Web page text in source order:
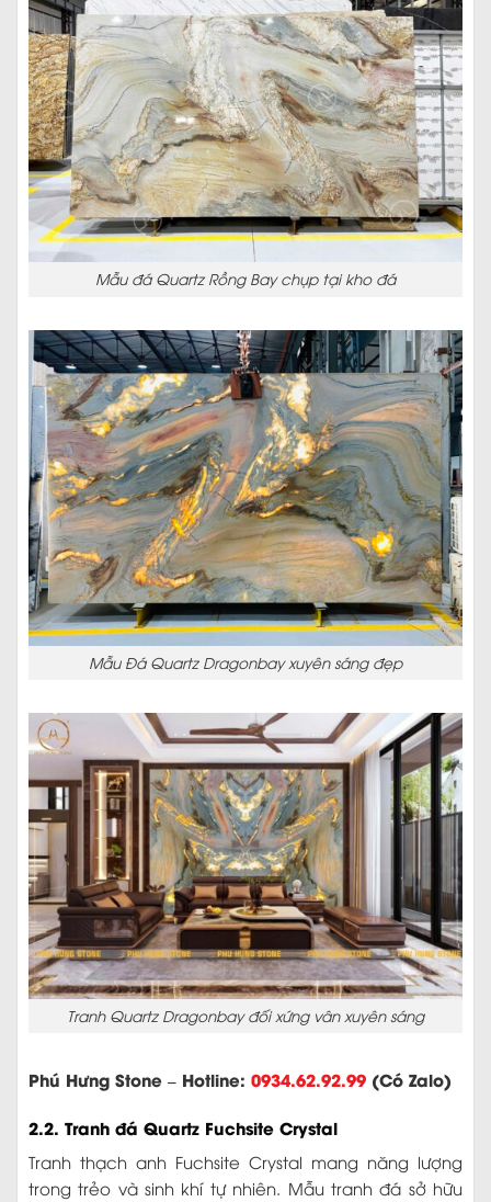
Mẫu đá Quartz Rồng Bay chụp tại kho đá
Mẫu Đá Quartz Dragonbay xuyên sáng đẹp
Tranh Quartz Dragonbay đối xứng vân xuyên sáng
Phú Hưng Stone – Hotline: 0934.62.92.99 (Có Zalo)
2.2. Tranh đá Quartz Fuchsite Crystal
Tranh thạch anh Fuchsite Crystal mang năng lượng
trong trẻo và sinh khí tự nhiên. Mẫu tranh đá sở hữu